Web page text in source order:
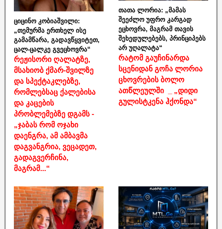
ციცინო კობიაშვილი:
„თემურმა ერთხელ ისე
გამამწარა, გადავწყვიტეთ,
ცალ-ცალკე გვეცხოვრა“
რეჟისორი ღალატზე,
მსახიობ ქმარ-შვილზე
და სპექტაკლებზე,
რომლებსაც ქალებისა
და კაცების
პრობლემებზე დგამს -
„ჯაბას რომ ოჯახი
დაენგრა, ამ ამბავმა
დაგვანგრია, ვეცადეთ,
გადაგვერჩინა,
მაგრამ...“
თათა ლორია: „მამას
შეეძლო უფრო კარგად
ეცხოვრა, მაგრამ თავის
შეხედულებებს, პრინციპებს
არ უღალატა“
რატომ გაუჩინარდა
სცენიდან გოჩა ლორია
ცხოვრების ბოლო
ათწლეულში _ „დიდი
გულისტკენა ჰქონდა“